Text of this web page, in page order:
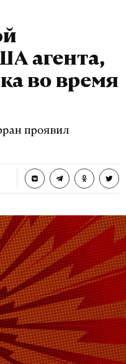
агента,
во время
проявил